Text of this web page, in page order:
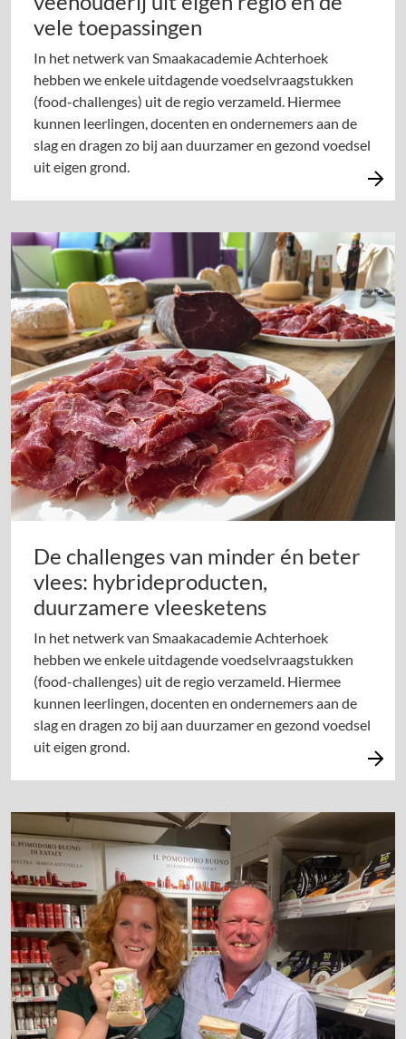
vele toepassingen
In het netwerk van Smaakacademie Achterhoek
hebben we enkele uitdagende voedselvraagstukken
(food-challenges) uit de regio verzameld. Hiermee
kunnen leerlingen, docenten en ondernemers aan de
slag en dragen zo bij aan duurzamer en gezond voedsel
uit eigen grond.
De challenges van minder én beter
vlees: hybrideproducten,
duurzamere vleesketens
In het netwerk van Smaakacademie Achterhoek
hebben we enkele uitdagende voedselvraagstukken
(food-challenges) uit de regio verzameld. Hiermee
kunnen leerlingen, docenten en ondernemers aan de
slag en dragen zo bij aan duurzamer en gezond voedsel
uit eigen grond.